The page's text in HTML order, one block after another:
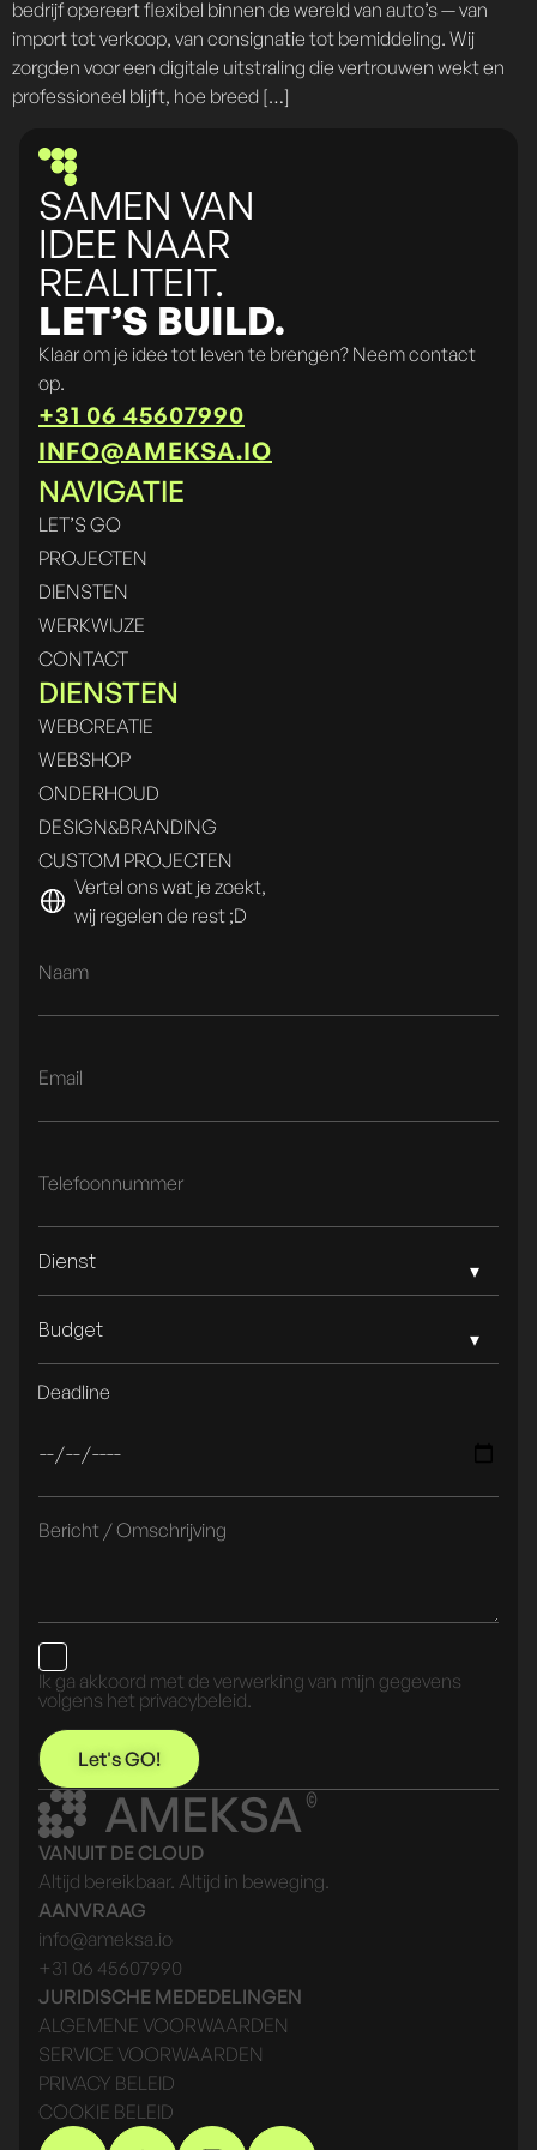
bedrijf opereert flexibel binnen de wereld van auto’s — van
import tot verkoop, van consignatie tot bemiddeling. Wij
zorgden voor een digitale uitstraling die vertrouwen wekt en
professioneel blijft, hoe breed […]
SAMEN VAN
IDEE NAAR
REALITEIT.
LET’S BUILD.
Klaar om je idee tot leven te brengen? Neem contact
op.
+31 06 45607990
INFO@AMEKSA.IO
NAVIGATIE
LET’S GO
PROJECTEN
DIENSTEN
WERKWIJZE
CONTACT
DIENSTEN
WEBCREATIE
WEBSHOP
ONDERHOUD
DESIGN&BRANDING
CUSTOM PROJECTEN
Vertel ons wat je zoekt,
wij regelen de rest ;D
Dienst
Budget
Deadline
Ik ga akkoord met de verwerking van mijn gegevens
volgens het privacybeleid.
Let's GO!
AMEKSA
VANUIT DE CLOUD
Altijd bereikbaar. Altijd in beweging.
AANVRAAG
info@ameksa.io
+31 06 45607990
JURIDISCHE MEDEDELINGEN
ALGEMENE VOORWAARDEN
SERVICE VOORWAARDEN
PRIVACY BELEID
COOKIE BELEID